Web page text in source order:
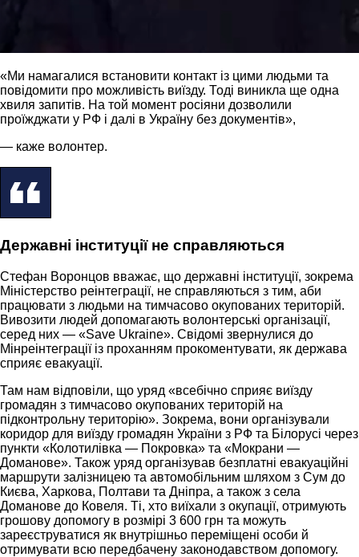
«Ми намагалися встановити контакт із цими людьми та
повідомити про можливість виїзду. Тоді виникла ще одна
хвиля запитів. На той момент росіяни дозволили
проїжджати у РФ і далі в Україну без документів»,
— каже волонтер.
Державні інституції не справляються
Стефан Воронцов вважає, що державні інституції, зокрема
Міністерство реінтеграції, не справляються з тим, аби
працювати з людьми на тимчасово окупованих територій.
Вивозити людей допомагають волонтерські організації,
серед них — «Save Ukraine». Свідомі звернулися до
Мінреінтеграції із проханням прокоментувати, як держава
сприяє евакуації.
Там нам відповіли, що уряд «всебічно сприяє виїзду
громадян з тимчасово окупованих територій на
підконтрольну територію». Зокрема, вони організували
коридор для виїзду громадян України з РФ та Білорусі через
пункти «Колотилівка — Покровка» та «Мокрани —
Доманове». Також уряд організував безплатні евакуаційні
маршрути залізницею та автомобільним шляхом з Сум до
Києва, Харкова, Полтави та Дніпра, а також з села
Доманове до Ковеля. Ті, хто виїхали з окупації, отримують
грошову допомогу в розмірі 3 600 грн та можуть
зареєструватися як внутрішньо переміщені особи й
отримувати всю передбачену законодавством допомогу.